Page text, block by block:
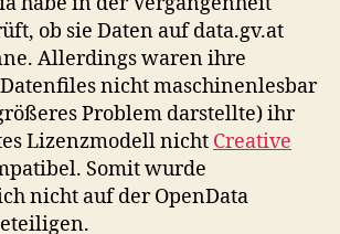
ob sie Daten auf data.gv.at
Allerdings waren ihre
nicht maschinenlesbar
Problem darstellte) ihr
Lizenzmodell nicht Creative
Somit wurde
nicht auf der OpenData